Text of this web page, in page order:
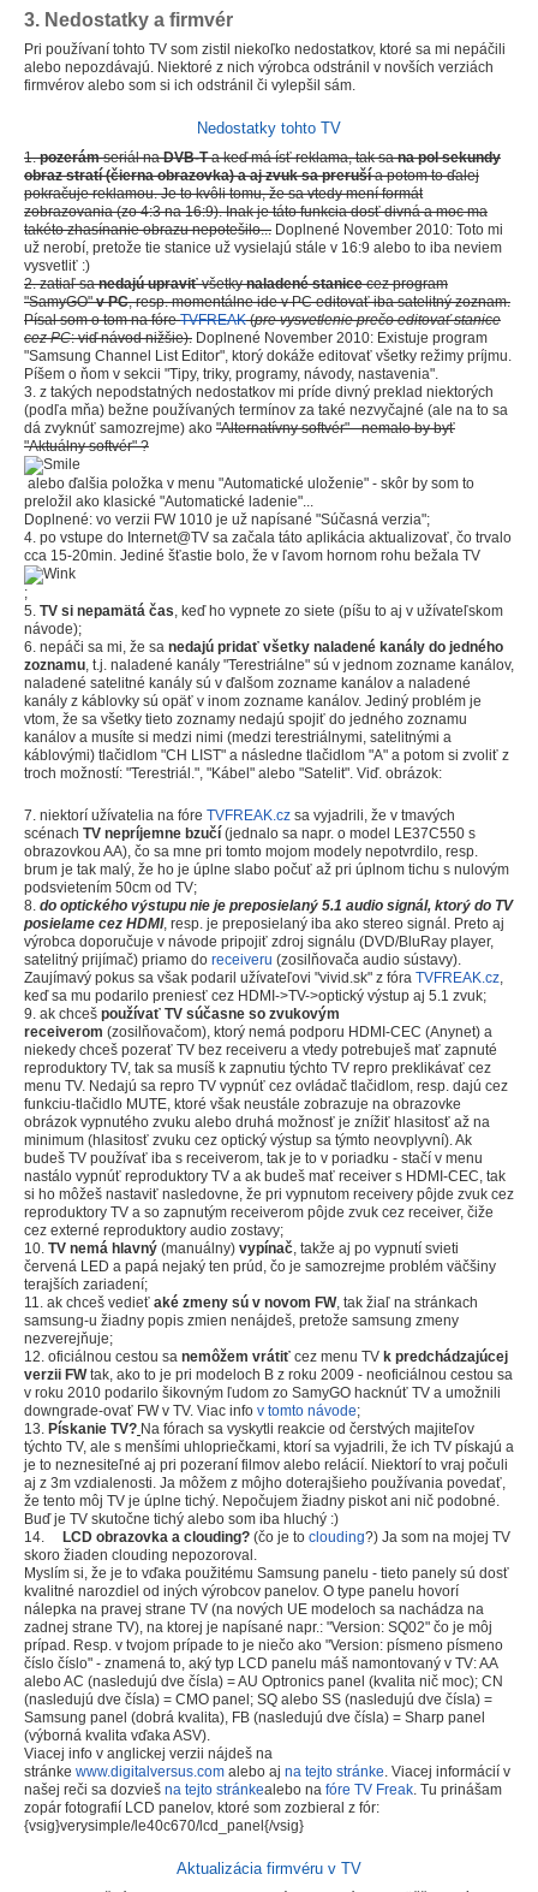
3. Nedostatky a firmvér
Pri používaní tohto TV som zistil niekoľko nedostatkov, ktoré sa mi nepáčili
alebo nepozdávajú. Niektoré z nich výrobca odstránil v novších verziách
firmvérov alebo som si ich odstránil či vylepšil sám.
Nedostatky tohto TV
1.pozerámseriál naDVB-Ta keď má ísť reklama, tak sana pol sekundy
obraz stratí (čierna obrazovka) a aj zvuk sa prerušía potom to ďalej
pokračuje reklamou. Je to kvôli tomu, že sa vtedy mení formát
zobrazovania (zo 4:3 na 16:9). Inak je táto funkcia dosť divná a moc ma
takéto zhasínanie obrazu nepotešilo... Doplnené November 2010: Toto mi
už nerobí, pretože tie stanice už vysielajú stále v 16:9 alebo to iba neviem
vysvetliť :)
2. zatiaľ sanedajú upraviťvšetkynaladené stanicecez program
"SamyGO"v PC, resp. momentálne ide v PC editovať iba satelitný zoznam.
Písal som o tom na fóreTVFREAK(pre vysvetlenie prečo editovať stanice
cez PC: viď návod nižšie). Doplnené November 2010: Existuje program
"Samsung Channel List Editor", ktorý dokáže editovať všetky režimy príjmu.
Píšem o ňom v sekcii "Tipy, triky, programy, návody, nastavenia".
3. z takých nepodstatných nedostatkov mi príde divný preklad niektorých
(podľa mňa) bežne používaných termínov za také nezvyčajné (ale na to sa
dá zvyknúť samozrejme) ako "Alternatívny softvér" - nemalo by byť
"Aktuálny softvér" ?
alebo ďalšia položka v menu "Automatické uloženie" - skôr by som to
preložil ako klasické "Automatické ladenie"...
Doplnené: vo verzii FW 1010 je už napísané "Súčasná verzia";
4. po vstupe do Internet@TV sa začala táto aplikácia aktualizovať, čo trvalo
cca 15-20min. Jediné šťastie bolo, že v ľavom hornom rohu bežala TV
;
5. TV si nepamätá čas, keď ho vypnete zo siete (píšu to aj v užívateľskom
návode);
6. nepáči sa mi, že sa nedajú pridať všetky naladené kanály do jedného
zoznamu, t.j. naladené kanály "Terestriálne" sú v jednom zozname kanálov,
naladené satelitné kanály sú v ďalšom zozname kanálov a naladené
kanály z káblovky sú opäť v inom zozname kanálov. Jediný problém je
vtom, že sa všetky tieto zoznamy nedajú spojiť do jedného zoznamu
kanálov a musíte si medzi nimi (medzi terestriálnymi, satelitnými a
káblovými) tlačidlom "CH LIST" a následne tlačidlom "A" a potom si zvoliť z
troch možností: "Terestriál.", "Kábel" alebo "Satelit". Viď. obrázok:
7. niektorí užívatelia na fóre TVFREAK.cz sa vyjadrili, že v tmavých
scénach TV nepríjemne bzučí (jednalo sa napr. o model LE37C550 s
obrazovkou AA), čo sa mne pri tomto mojom modely nepotvrdilo, resp.
brum je tak malý, že ho je úplne slabo počuť až pri úplnom tichu s nulovým
podsvietením 50cm od TV;
8. do optického výstupu nie je preposielaný 5.1 audio signál, ktorý do TV
posielame cez HDMI, resp. je preposielaný iba ako stereo signál. Preto aj
výrobca doporučuje v návode pripojiť zdroj signálu (DVD/BluRay player,
satelitný prijímač) priamo do receiveru (zosilňovača audio sústavy).
Zaujímavý pokus sa však podaril užívateľovi "vivid.sk" z fóra TVFREAK.cz,
keď sa mu podarilo preniesť cez HDMI->TV->optický výstup aj 5.1 zvuk;
9. ak chceš používať TV súčasne so zvukovým
receiverom (zosilňovačom), ktorý nemá podporu HDMI-CEC (Anynet) a
niekedy chceš pozerať TV bez receiveru a vtedy potrebuješ mať zapnuté
reproduktory TV, tak sa musíš k zapnutiu týchto TV repro preklikávať cez
menu TV. Nedajú sa repro TV vypnúť cez ovládač tlačidlom, resp. dajú cez
funkciu-tlačidlo MUTE, ktoré však neustále zobrazuje na obrazovke
obrázok vypnutého zvuku alebo druhá možnosť je znížiť hlasitosť až na
minimum (hlasitosť zvuku cez optický výstup sa týmto neovplyvní). Ak
budeš TV používať iba s receiverom, tak je to v poriadku - stačí v menu
nastálo vypnúť reproduktory TV a ak budeš mať receiver s HDMI-CEC, tak
si ho môžeš nastaviť nasledovne, že pri vypnutom receivery pôjde zvuk cez
reproduktory TV a so zapnutým receiverom pôjde zvuk cez receiver, čiže
cez externé reproduktory audio zostavy;
10. TV nemá hlavný (manuálny) vypínač, takže aj po vypnutí svieti
červená LED a papá nejaký ten prúd, čo je samozrejme problém väčšiny
terajších zariadení;
11. ak chceš vedieť aké zmeny sú v novom FW, tak žiaľ na stránkach
samsung-u žiadny popis zmien nenájdeš, pretože samsung zmeny
nezverejňuje;
12. oficiálnou cestou sa nemôžem vrátiť cez menu TV k predchádzajúcej
verzii FWtak, ako to je pri modeloch B z roku 2009 - neoficiálnou cestou sa
v roku 2010 podarilo šikovným ľudom zo SamyGO hacknúť TV a umožnili
downgrade-ovať FW v TV. Viac info v tomto návode;
13. Pískanie TV? Na fórach sa vyskytli reakcie od čerstvých majiteľov
týchto TV, ale s menšími uhlopriečkami, ktorí sa vyjadrili, že ich TV pískajú a
je to neznesiteľné aj pri pozeraní filmov alebo relácií. Niektorí to vraj počuli
aj z 3m vzdialenosti. Ja môžem z môjho doterajšieho používania povedať,
že tento môj TV je úplne tichý. Nepočujem žiadny piskot ani nič podobné.
Buď je TV skutočne tichý alebo som iba hluchý :)
14.
LCD obrazovka a clouding? (čo je to clouding?) Ja som na mojej TV
skoro žiaden clouding nepozoroval.
Myslím si, že je to vďaka použitému Samsung panelu - tieto panely sú dosť
kvalitné narozdiel od iných výrobcov panelov. O type panelu hovorí
nálepka na pravej strane TV (na nových UE modeloch sa nachádza na
zadnej strane TV), na ktorej je napísané napr.: "Version: SQ02" čo je môj
prípad. Resp. v tvojom prípade to je niečo ako "Version: písmeno písmeno
číslo číslo" - znamená to, aký typ LCD panelu máš namontovaný v TV: AA
alebo AC (nasledujú dve čísla) = AU Optronics panel (kvalita nič moc); CN
(nasledujú dve čísla) = CMO panel; SQ alebo SS (nasledujú dve čísla) =
Samsung panel (dobrá kvalita), FB (nasledujú dve čísla) = Sharp panel
(výborná kvalita vďaka ASV).
Viacej info v anglickej verzii nájdeš na
stránke www.digitalversus.com alebo aj na tejto stránke. Viacej informácií v
našej reči sa dozvieš na tejto stránkealebo na fóre TV Freak. Tu prinášam
zopár fotografií LCD panelov, ktoré som zozbieral z fór:
{vsig}verysimple/le40c670/lcd_panel{/vsig}
Aktualizácia firmvéru v TV